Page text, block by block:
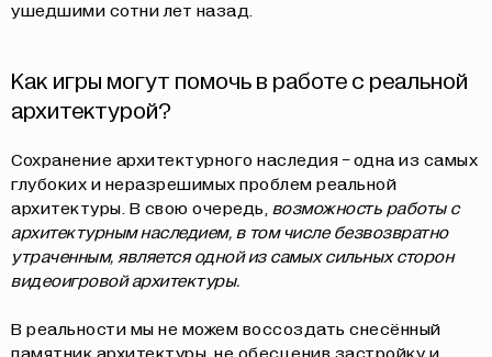
ушедшими сотни лет назад.
Как игры могут помочь в работе с реальной
архитектурой?
Сохранение архитектурного наследия - одна из самых
глубоких и неразрешимых проблем реальной
архитектуры. В свою очередь, возможность работы с
архитектурным наследием, в том числе безвозвратно
утраченным, является одной из самых сильных сторон
видеоигровой архитектуры.
В реальности мы не можем воссоздать снесённый